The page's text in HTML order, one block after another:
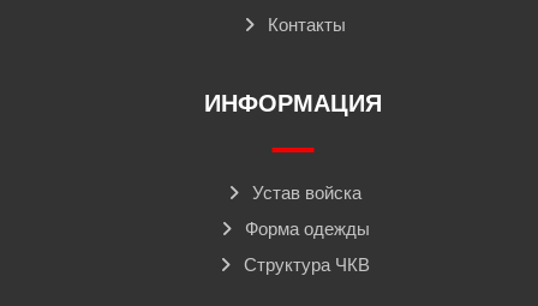
Контакты
ИНФОРМАЦИЯ
Устав войска
Форма одежды
Структура ЧКВ